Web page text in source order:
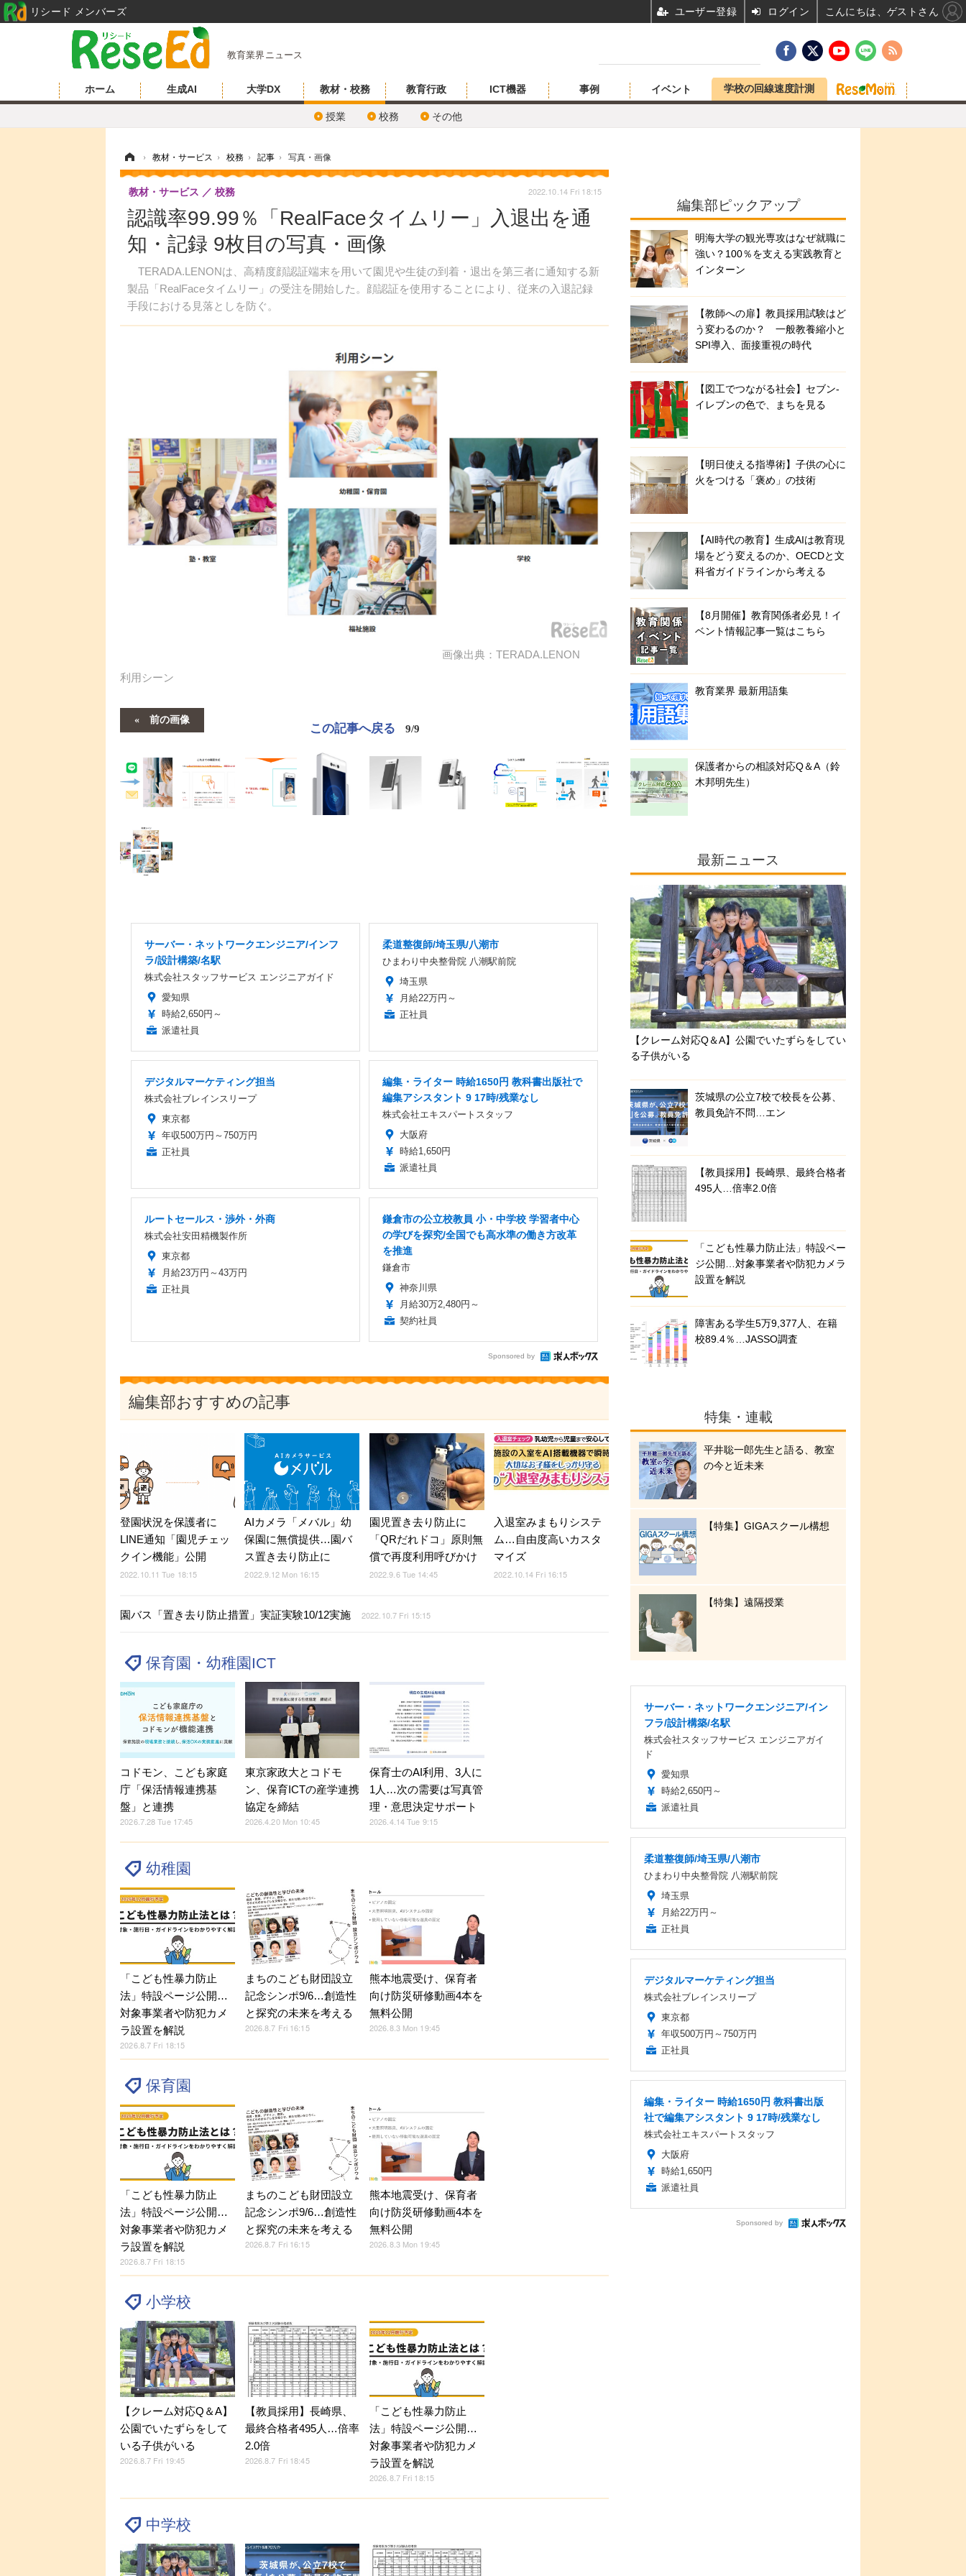
教育業界ニュース
ホーム 生成AI 大学DX 教材・校務
授業 校務 その他
教育行政 ICT機器 事例 イベント 学校の回線速度計測
› 教材・サービス › 校務 › 記事 › 写真・画像
認識率99.99％「RealFaceタイムリー」入退出を通
知・記録 9枚目の写真・画像
TERADA.LENONは、高精度顔認証端末を用いて園児や生徒の到着・退出を第三者に通知する新
製品「RealFaceタイムリー」の受注を開始した。顔認証を使用することにより、従来の入退記録
手段における見落としを防ぐ。
教材・サービス 校務 2022.10.14 Fri 18:15
画像出典：TERADA.LENON
利用シーン
前の画像
この記事へ戻る 9/9
サーバー・ネットワークエンジニア/インフ
ラ/設計構築/名駅
株式会社スタッフサービス エンジニアガイド
愛知県
時給2,650円～
派遣社員
柔道整復師/埼玉県/八潮市
ひまわり中央整骨院 八潮駅前院
埼玉県
月給22万円～
正社員
デジタルマーケティング担当
株式会社ブレインスリープ
東京都
年収500万円～750万円
正社員
編集・ライター 時給1650円 教科書出版社で
編集アシスタント 9 17時/残業なし
株式会社エキスパートスタッフ
大阪府
時給1,650円
派遣社員
ルートセールス・渉外・外商
株式会社安田精機製作所
東京都
月給23万円～43万円
正社員
鎌倉市の公立校教員 小・中学校 学習者中心
の学びを探究/全国でも高水準の働き方改革
を推進
鎌倉市
神奈川県
月給30万2,480円～
契約社員
Sponsored by
編集部おすすめの記事
登園状況を保護者に
LINE通知「園児チェッ
クイン機能」公開
2022.10.11 Tue 18:15
AIカメラ「メバル」幼
保園に無償提供…園バ
ス置き去り防止に
2022.9.12 Mon 16:15
園児置き去り防止に
「QRだれドコ」原則無
償で再度利用呼びかけ
2022.9.6 Tue 14:45
入退室みまもりシステ
ム…自由度高いカスタ
マイズ
2022.10.14 Fri 16:15
園バス「置き去り防止措置」実証実験10/12実施 2022.10.7 Fri 15:15
保育園・幼稚園ICT
コドモン、こども家庭
庁「保活情報連携基
盤」と連携
2026.7.28 Tue 17:45
東京家政大とコドモ
ン、保育ICTの産学連携
協定を締結
2026.4.20 Mon 10:45
保育士のAI利用、3人に
1人…次の需要は写真管
理・意思決定サポート
2026.4.14 Tue 9:15
幼稚園
「こども性暴力防止
法」特設ページ公開…
対象事業者や防犯カメ
ラ設置を解説
2026.8.7 Fri 18:15
まちのこども財団設立
記念シンポ9/6…創造性
と探究の未来を考える
2026.8.7 Fri 16:15
熊本地震受け、保育者
向け防災研修動画4本を
無料公開
2026.8.3 Mon 19:45
保育園
「こども性暴力防止
法」特設ページ公開…
対象事業者や防犯カメ
ラ設置を解説
2026.8.7 Fri 18:15
まちのこども財団設立
記念シンポ9/6…創造性
と探究の未来を考える
2026.8.7 Fri 16:15
熊本地震受け、保育者
向け防災研修動画4本を
無料公開
2026.8.3 Mon 19:45
小学校
【クレーム対応Q＆A】
公園でいたずらをして
いる子供がいる
2026.8.7 Fri 19:45
【教員採用】長崎県、
最終合格者495人…倍率
2.0倍
2026.8.7 Fri 18:45
「こども性暴力防止
法」特設ページ公開…
対象事業者や防犯カメ
ラ設置を解説
2026.8.7 Fri 18:15
中学校
編集部ピックアップ
明海大学の観光専攻はなぜ就職に
強い？100％を支える実践教育と
インターン
【教師への扉】教員採用試験はど
う変わるのか？ 一般教養縮小と
SPI導入、面接重視の時代
【図工でつながる社会】セブン‐
イレブンの色で、まちを見る
【明日使える指導術】子供の心に
火をつける「褒め」の技術
【AI時代の教育】生成AIは教育現
場をどう変えるのか、OECDと文
科省ガイドラインから考える
【8月開催】教育関係者必見！イ
ベント情報記事一覧はこちら
教育業界 最新用語集
保護者からの相談対応Q＆A（鈴
木邦明先生）
最新ニュース
【クレーム対応Q＆A】公園でいたずらをしてい
る子供がいる
茨城県の公立7校で校長を公募、
教員免許不問…エン
【教員採用】長崎県、最終合格者
495人…倍率2.0倍
「こども性暴力防止法」特設ペー
ジ公開…対象事業者や防犯カメラ
設置を解説
障害ある学生5万9,377人、在籍
校89.4％…JASSO調査
特集・連載
平井聡一郎先生と語る、教室
の今と近未来
【特集】GIGAスクール構想
【特集】遠隔授業
サーバー・ネットワークエンジニア/イン
フラ/設計構築/名駅
株式会社スタッフサービス エンジニアガイ
ド
愛知県
時給2,650円～
派遣社員
柔道整復師/埼玉県/八潮市
ひまわり中央整骨院 八潮駅前院
埼玉県
月給22万円～
正社員
デジタルマーケティング担当
株式会社ブレインスリープ
東京都
年収500万円～750万円
正社員
編集・ライター 時給1650円 教科書出版
社で編集アシスタント 9 17時/残業なし
株式会社エキスパートスタッフ
大阪府
時給1,650円
派遣社員
Sponsored by
リシード メンバーズ ユーザー登録 ログイン こんにちは、ゲストさん